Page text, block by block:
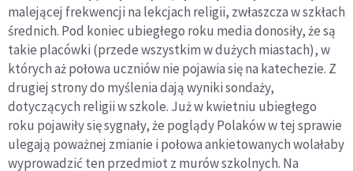
malejącej frekwencji na lekcjach religii, zwłaszcza w szkłach
średnich. Pod koniec ubiegłego roku media donosiły, że są
takie placówki (przede wszystkim w dużych miastach), w
których aż połowa uczniów nie pojawia się na katechezie. Z
drugiej strony do myślenia dają wyniki sondaży,
dotyczących religii w szkole. Już w kwietniu ubiegłego
roku pojawiły się sygnały, że poglądy Polaków w tej sprawie
ulegają poważnej zmianie i połowa ankietowanych wolałaby
wyprowadzić ten przedmiot z murów szkolnych. Na